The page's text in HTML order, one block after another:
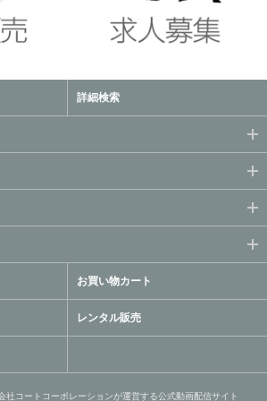
詳細検索
お買い物カート
レンタル販売
社コートコーポレーションが運営する公式動画配信サイト